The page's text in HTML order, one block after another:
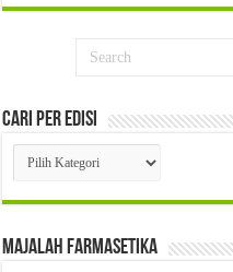
Cari Per Edisi
Cari
Per
Majalah Farmasetika